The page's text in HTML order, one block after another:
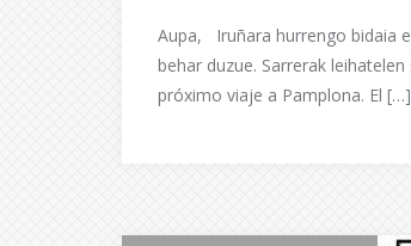
Aupa, Iruñara hurrengo bidaia
behar duzue. Sarrerak
próximo viaje a Pamplona. El […]